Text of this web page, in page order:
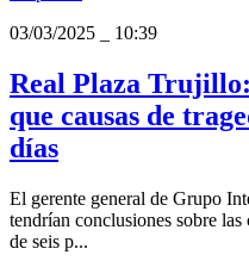
03/03/2025
10:39
Real Plaza
que causas de
días
El gerente general de Grupo
tendrían conclusiones sobre
de seis p...